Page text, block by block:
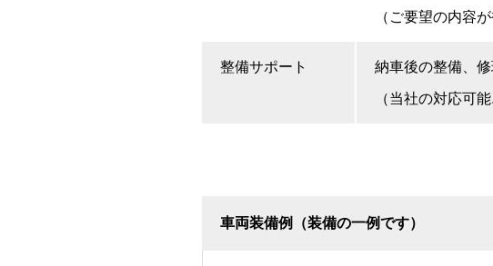
（ご要望の内容
整備サポート 納車後の整備、
（当社の対応可
車両装備例（装備の一例です）